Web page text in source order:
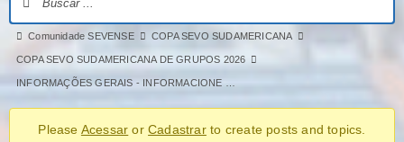
Comunidade SEVENSE COPA SEVO SUDAMERICANA
COPA SEVO SUDAMERICANA DE GRUPOS 2026
INFORMAÇÕES GERAIS - INFORMACIONE …
Please Acessar orCadastrarto create posts and topics.